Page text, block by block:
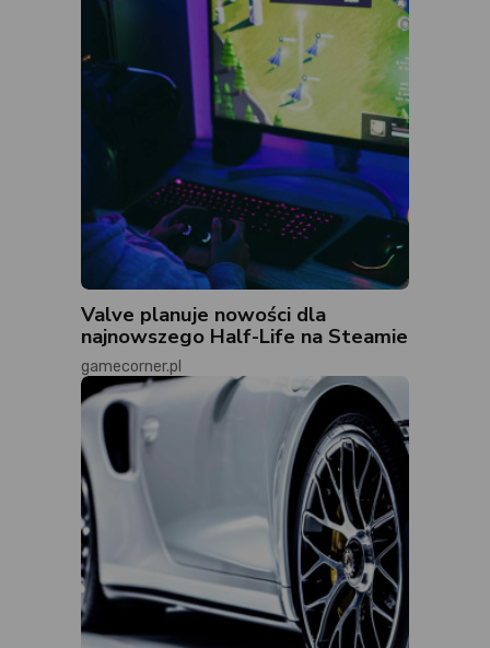
Valve planuje nowości dla
najnowszego Half-Life na Steamie
gamecorner.pl